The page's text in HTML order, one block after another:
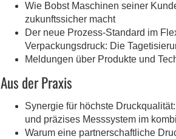
Wie Bobst Maschinen seiner
zukunftssicher macht
Der neue Prozess-Standard im
Verpackungsdruck: Die
Meldungen über Produkte und
Aus der Praxis
Synergie für höchste
und präzises Messsystem im
Warum eine partnerschaftliche